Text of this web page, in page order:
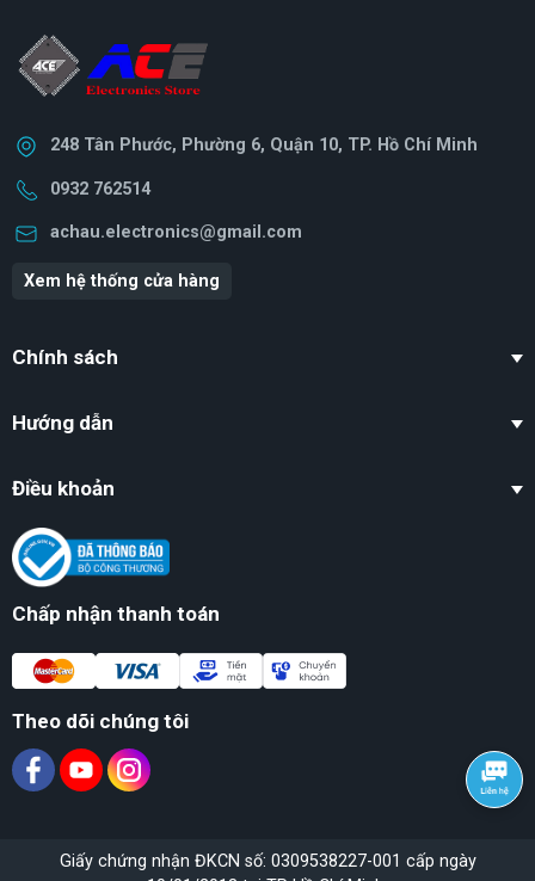
248 Tân Phước, Phường 6, Quận 10, TP. Hồ Chí Minh
0932 762514
achau.electronics@gmail.com
Xem hệ thống cửa hàng
Chính sách
Hướng dẫn
Điều khoản
Chấp nhận thanh toán
Theo dõi chúng tôi
Giấy chứng nhận ĐKCN số: 0309538227-001 cấp ngày